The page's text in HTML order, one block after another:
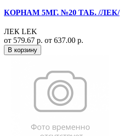
КОРНАМ 5МГ. №20 ТАБ. /ЛЕК/
ЛЕК LEK
от 579.67 р. от 637.00 р.
В корзину